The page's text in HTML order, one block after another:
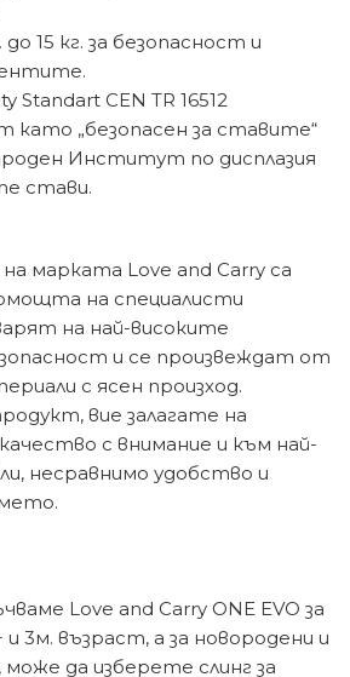
15 кг. за безопасност и
Standart CEN TR 16512
като „безопасен за ставите“
Институт по дисплазия
стави.
марката Love and Carry са
на специалисти
на най-високите
и се произвеждат от
с ясен произход.
вие залагате на
с внимание и към най-
несравнимо удобство и
Love and Carry ONE EVO за
3м. възраст, а за новородени и
да изберете слинг за